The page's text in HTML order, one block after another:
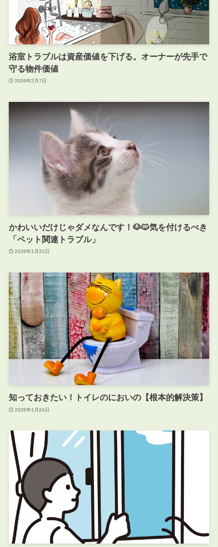
浴室トラブルは資産価値を下げる。オーナーが先手で
守る物件価値
2026年2月7日
かわいいだけじゃダメなんです！🐶🐱気を付けるべき
「ペット関連トラブル」
2026年1月31日
知っておきたい！トイレのにおいの【根本的解決策】
2026年1月24日